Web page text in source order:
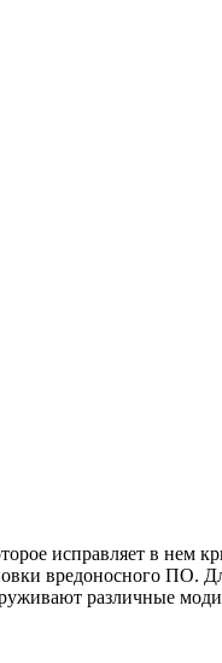
исправляет в нем
вредоносного ПО.
различные